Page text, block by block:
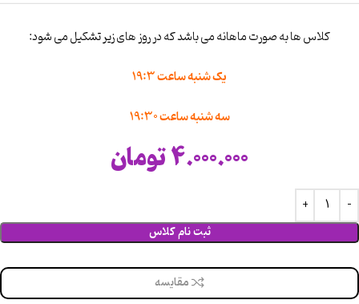
کلاس ها به صورت ماهانه می باشد که در روز های زیر تشکیل می شود:
یک شنبه ساعت 19:3
سه شنبه ساعت 19:30
4.000.000تومان
ثبت نام کلاس
مقایسه